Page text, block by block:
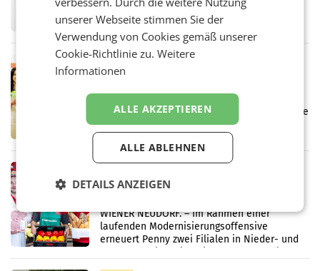
Fernsehkonzern ProSiebenSat.1 hat im
Frühjahr dank Kostensenkungen operativ
wieder Gewinn gemacht und die
Markterwartung deutlich übertroffen.
RETAIL
Müller informieren am POS über
Kreislauffähigkeit
Über den gesamten August hinweg rücken die
Altstoff Recycling Austria AG (ARA) und der
Handelskonzern Müller die Initiative
„Kreislauf-Helden“ in allen österreichischen
Müller-Filialen
Penny modernisiert zwei Filialen in
WIENER NEUDORF. – Im Rahmen einer
laufenden Modernisierungsoffensive
erneuert Penny zwei Filialen in Nieder- und
unserer Webseite stimmen Sie der
Verwendung von Cookies gemäß unserer
Cookie-Richtlinie zu.Weitere
Informationen
ALLE AKZEPTIEREN
ALLE ABLEHNEN
DETAILS ANZEIGEN